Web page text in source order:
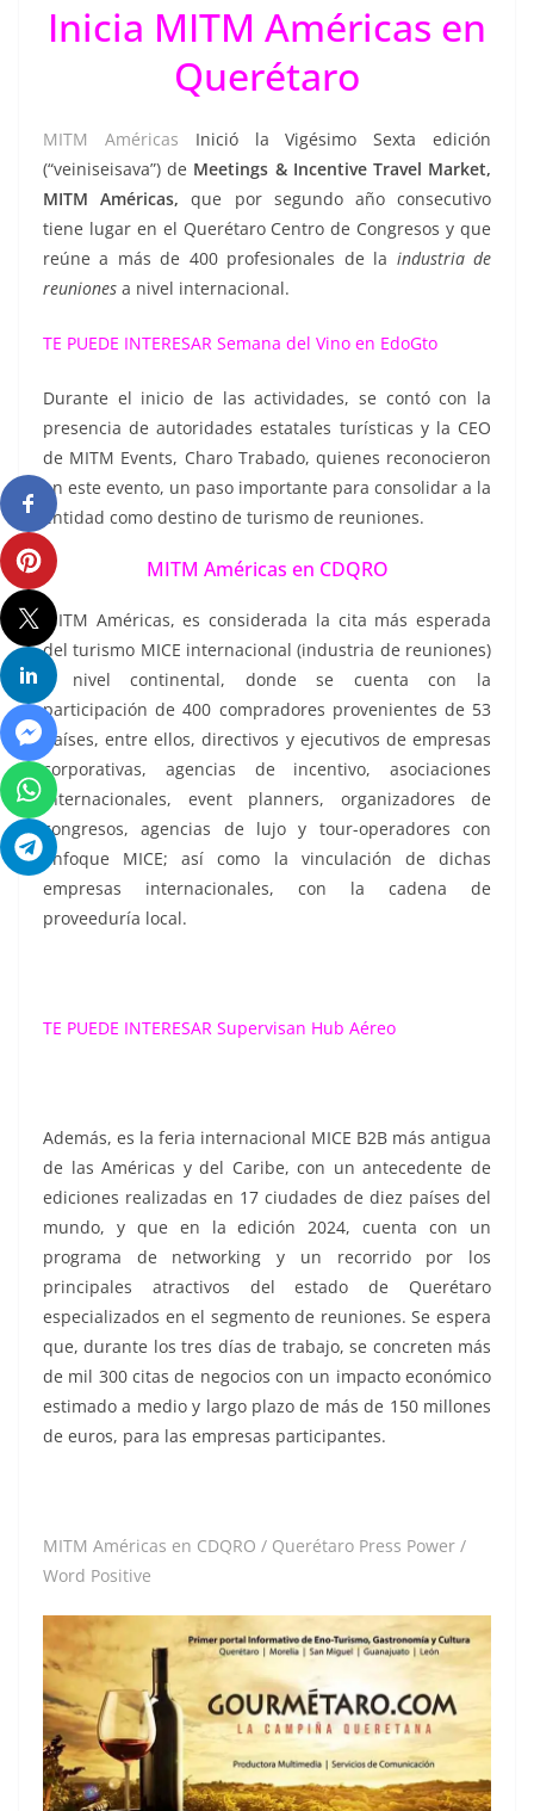
Inicia MITM Américas en
Querétaro
MITM Américas Inició la Vigésimo Sexta edición
(“veiniseisava”) de Meetings & Incentive Travel Market,
MITM Américas, que por segundo año consecutivo
tiene lugar en el Querétaro Centro de Congresos y que
reúne a más de 400 profesionales de la industria de
reuniones a nivel internacional.
TE PUEDE INTERESAR Semana del Vino en EdoGto
Durante el inicio de las actividades, se contó con la
presencia de autoridades estatales turísticas y la CEO
de MITM Events, Charo Trabado, quienes reconocieron
en este evento, un paso importante para consolidar a la
entidad como destino de turismo de reuniones.
MITM Américas en CDQRO
MITM Américas, es considerada la cita más esperada
del turismo MICE internacional (industria de reuniones)
a nivel continental, donde se cuenta con la
participación de 400 compradores provenientes de 53
países, entre ellos, directivos y ejecutivos de empresas
corporativas, agencias de incentivo, asociaciones
internacionales, event planners, organizadores de
congresos, agencias de lujo y tour-operadores con
enfoque MICE; así como la vinculación de dichas
empresas internacionales, con la cadena de
proveeduría local.
TE PUEDE INTERESAR Supervisan Hub Aéreo
Además, es la feria internacional MICE B2B más antigua
de las Américas y del Caribe, con un antecedente de
ediciones realizadas en 17 ciudades de diez países del
mundo, y que en la edición 2024, cuenta con un
programa de networking y un recorrido por los
principales atractivos del estado de Querétaro
especializados en el segmento de reuniones. Se espera
que, durante los tres días de trabajo, se concreten más
de mil 300 citas de negocios con un impacto económico
estimado a medio y largo plazo de más de 150 millones
de euros, para las empresas participantes.
MITM Américas en CDQRO / Querétaro Press Power /
Word Positive